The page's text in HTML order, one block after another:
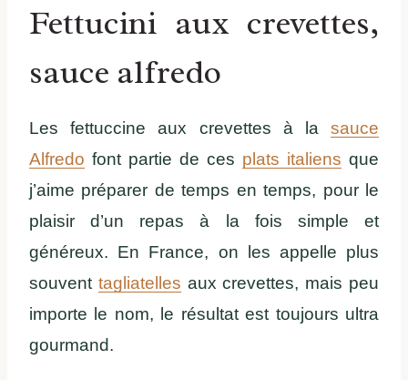
Fettucini aux crevettes,
sauce alfredo
Les fettuccine aux crevettes à la sauce
Alfredo font partie de ces plats italiens que
j’aime préparer de temps en temps, pour le
plaisir d’un repas à la fois simple et
généreux. En France, on les appelle plus
souvent tagliatelles aux crevettes, mais peu
importe le nom, le résultat est toujours ultra
gourmand.